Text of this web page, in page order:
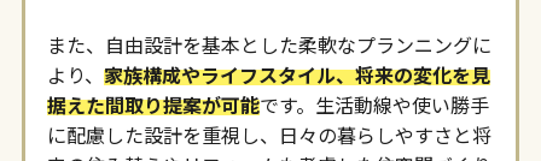
また、自由設計を基本とした柔軟なプランニングに
より、 家族構成やライフスタイル、将来の変化を見
据えた間取り提案が可能です。生活動線や使い勝手
に配慮した設計を重視し、日々の暮らしやすさと将